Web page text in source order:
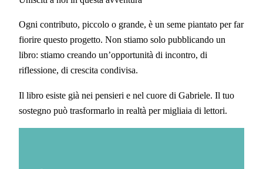
Ogni contributo, piccolo o grande, è un seme piantato per far
fiorire questo progetto. Non stiamo solo pubblicando un
libro: stiamo creando un’opportunità di incontro, di
riflessione, di crescita condivisa.
Il libro esiste già nei pensieri e nel cuore di Gabriele. Il tuo
sostegno può trasformarlo in realtà per migliaia di lettori.